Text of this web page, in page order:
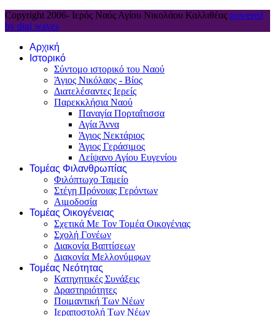
Copyright 2006- Ιερός Ναός Αγίου Νικολάου Καλλιθέας powered
by digi waves
Αρχική
Ιστορικό
Σύντομο ιστορικό του Ναού
Άγιος Νικόλαος - Βίος
Διατελέσαντες Ιερείς
Παρεκκλήσια Ναού
Παναγία Πορταΐτισσα
Αγία Άννα
Άγιος Νεκτάριος
Άγιος Γεράσιμος
Λείψανο Αγίου Ευγενίου
Τομέας Φιλανθρωπίας
Φιλόπτωχο Ταμείο
Στέγη Πρόνοιας Γερόντων
Αιμοδοσία
Τομέας Οικογένειας
Σχετικά Με Τον Τομέα Οικογένιας
Σχολή Γονέων
Διακονία Βαπτίσεων
Διακονία Μελλονύμφων
Τομέας Νεότητας
Κατηχητικές Συνάξεις
Δραστηριότητες
Ποιμαντική Των Νέων
Ιεραποστολή Των Νέων